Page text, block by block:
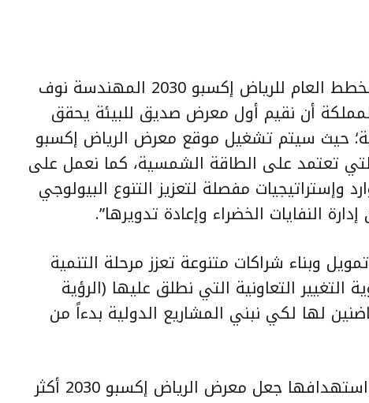
ومن جانبها، قالت عضو فريق المخطط العام للرياض إكسبو 2030 المهندسة نوف
أن نقيم أول معرض صديق للبيئة يحقق
حيث سيتم تشغيل موقع معرض الرياض إكسبو
التي تعتمد على الطاقة الشمسية، كما نعمل على
وإستراتيجيات مفصلة لتعزيز التنوع البيولوجي
النفايات الخضراء وإعادة تدويرها”.
وبناء شراكات متنوعة تعزز مرحلة التنمية
التعاونية التي نطلق عليها (الرؤية
لها لكي نبني المشاريع الدولية بدءاً من
يُشار إلى أن المملكة، أعلنت عن استهدافها جعل معرض الرياض إكسبو 2030 أكثر